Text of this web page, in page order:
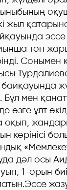
жыл
эссе
топ
Сонымен
Бұл мен
өзге ұлт
оқып,
көрінісі
дәл осы
1-орын